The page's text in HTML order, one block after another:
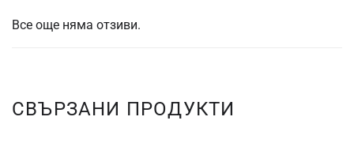
Все още няма отзиви.
СВЪРЗАНИ ПРОДУКТИ